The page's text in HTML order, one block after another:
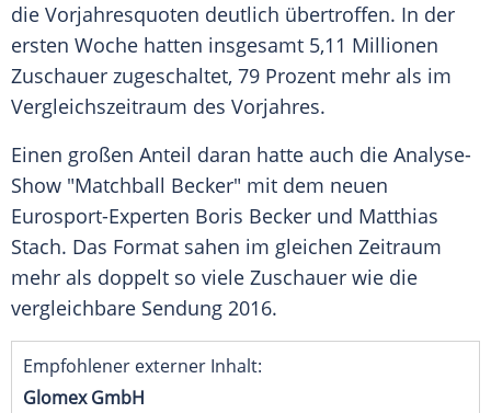
die Vorjahresquoten deutlich übertroffen. In der
ersten Woche hatten insgesamt 5,11 Millionen
Zuschauer zugeschaltet, 79 Prozent mehr als im
Vergleichszeitraum des Vorjahres.
Einen großen Anteil daran hatte auch die Analyse-
Show "Matchball Becker" mit dem neuen
Eurosport-Experten Boris Becker und Matthias
Stach. Das Format sahen im gleichen Zeitraum
mehr als doppelt so viele Zuschauer wie die
vergleichbare Sendung 2016.
Empfohlener externer Inhalt:
Glomex GmbH